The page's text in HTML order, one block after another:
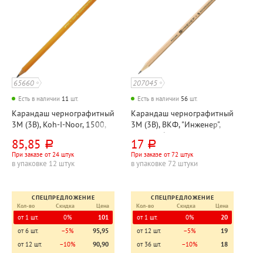
65660
Есть в наличии 11 шт.
Карандаш чернографитный
3М (3B), Koh-I-Noor, 1500,
дерево, без ластика,
шестигранный
85,85 руб.
При заказе от 24 штук
в упаковке 12 штук
СПЕЦПРЕДЛОЖЕНИЕ
Кол-во
Скидка Цена
от 1 шт. 0%
101
от 6 шт.
−5%
95,95
от 12 шт.
−10%
90,90
207045
Есть в наличии 56 шт.
Карандаш чернографитный
3М (3B), ВКФ, "Инженер",
дерево, без ластика,
шестигранный
17 руб.
При заказе от 72 штук
в упаковке 72 штуки
СПЕЦПРЕДЛОЖЕНИЕ
Кол-во
Скидка Цена
от 1 шт. 0%
20
от 12 шт.
−5%
19
от 36 шт.
−10%
18